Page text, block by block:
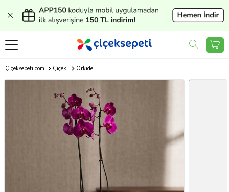
Çiçeksepeti.com Çiçek Orkide